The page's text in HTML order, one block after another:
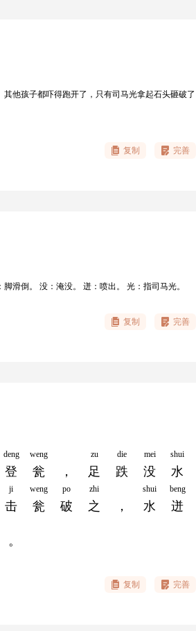
他孩子都吓得跑开了，只有司马光拿起石头砸破了
复制 完善
滑倒。 没：淹没。 迸：喷出。 光：指司马光。
复制 完善
deng
登
weng
瓮 ，
zu
足
die
跌
mei
没
shui
水
ji
击
weng
瓮
po
破
zhi
之 ，
shui
水
beng
迸
。
复制 完善